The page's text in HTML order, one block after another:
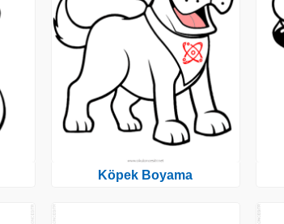
Köpek Boyama